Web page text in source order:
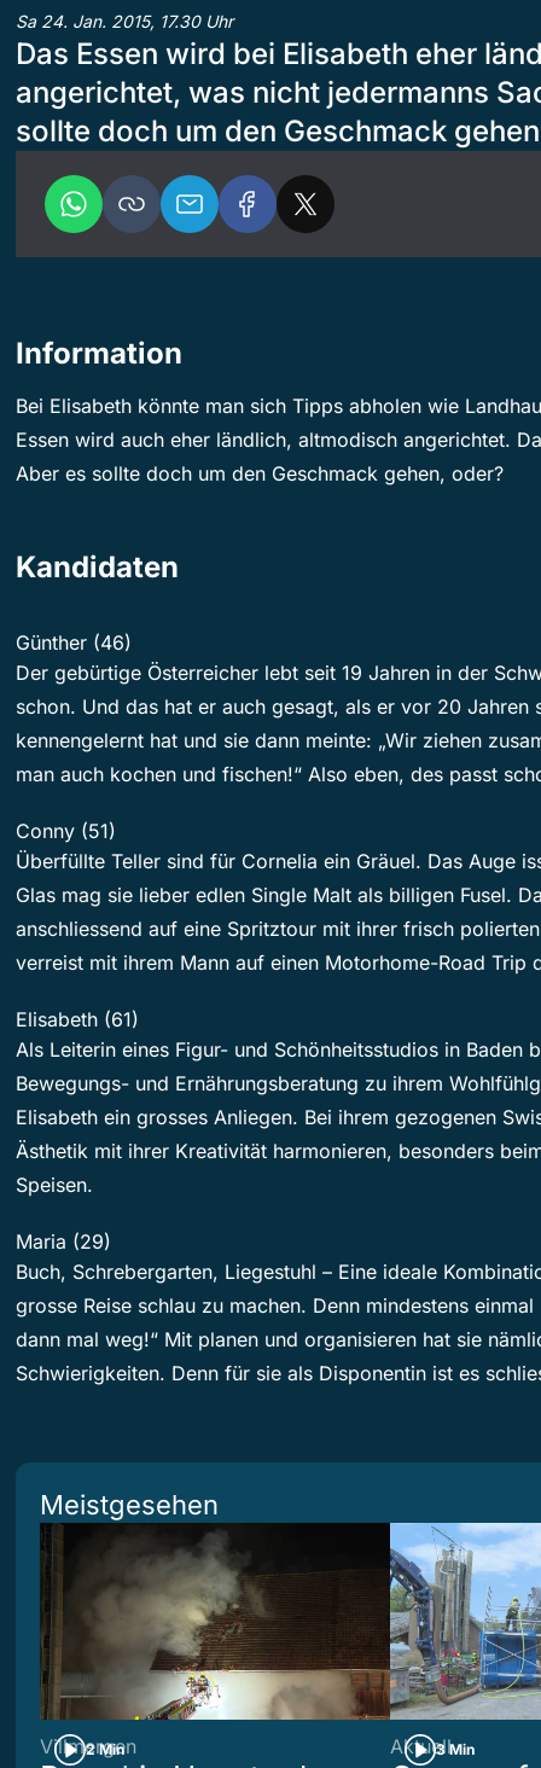
Sa 24. Jan. 2015, 17.30 Uhr
Das Essen wird bei Elisabeth eher
angerichtet, was nicht jedermanns
sollte doch um den Geschmack
Information
Bei Elisabeth könnte man sich Tipps abholen wie
Essen wird auch eher ländlich, altmodisch angerichtet.
Aber es sollte doch um den Geschmack gehen, oder?
Kandidaten
Günther (46)
Der gebürtige Österreicher lebt seit 19 Jahren in der
schon. Und das hat er auch gesagt, als er vor 20 Jahren
kennengelernt hat und sie dann meinte: „Wir ziehen
man auch kochen und fischen!“ Also eben, des passt
Conny (51)
Überfüllte Teller sind für Cornelia ein Gräuel. Das Auge
Glas mag sie lieber edlen Single Malt als billigen Fusel.
anschliessend auf eine Spritztour mit ihrer frisch
verreist mit ihrem Mann auf einen Motorhome-Road Trip
Elisabeth (61)
Als Leiterin eines Figur- und Schönheitsstudios in Baden
Bewegungs- und Ernährungsberatung zu ihrem
Elisabeth ein grosses Anliegen. Bei ihrem gezogenen
Ästhetik mit ihrer Kreativität harmonieren, besonders
Speisen.
Maria (29)
Buch, Schrebergarten, Liegestuhl – Eine ideale
grosse Reise schlau zu machen. Denn mindestens
dann mal weg!“ Mit planen und organisieren hat sie
Schwierigkeiten. Denn für sie als Disponentin ist es
Meistgesehen
2 Min
Villmergen 3 Min
Aktuell